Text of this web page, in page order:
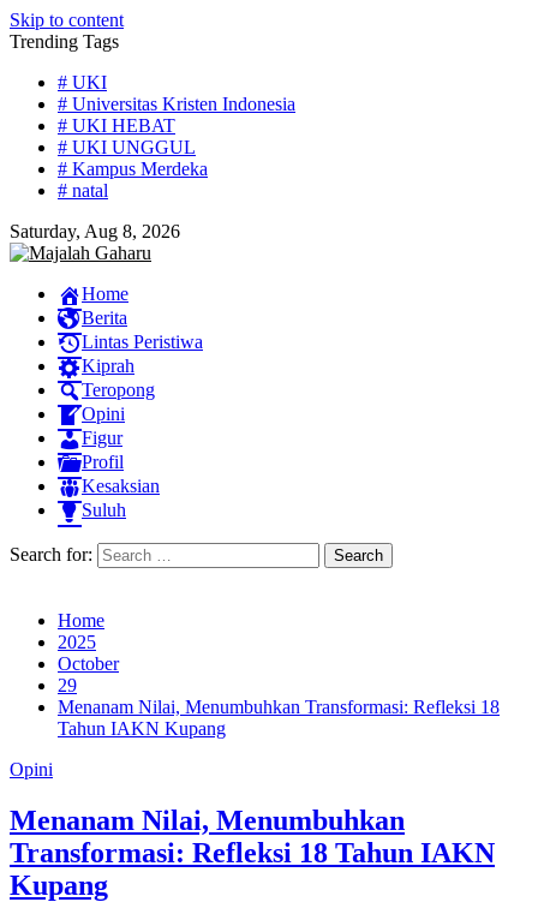
Skip to content
Trending Tags
# UKI
# Universitas Kristen Indonesia
# UKI HEBAT
# UKI UNGGUL
# Kampus Merdeka
# natal
Saturday, Aug 8, 2026
Home
Berita
Lintas Peristiwa
Kiprah
Teropong
Opini
Figur
Profil
Kesaksian
Suluh
Search for:
Home
2025
October
29
Menanam Nilai, Menumbuhkan Transformasi: Refleksi 18
Tahun IAKN Kupang
Opini
Menanam Nilai, Menumbuhkan
Transformasi: Refleksi 18 Tahun IAKN
Kupang